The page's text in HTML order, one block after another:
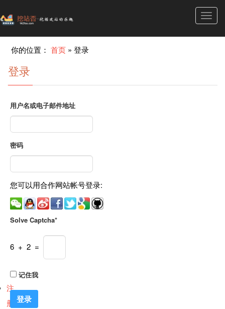
你的位置：首页 »登录
登录
用户名或电子邮件地址
密码
您可以用合作网站帐号登录:
Solve Captcha*
6 + 2 =
记住我
注
册